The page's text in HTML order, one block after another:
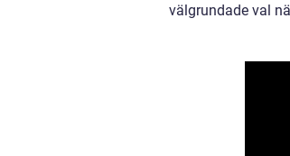
välgrundade val